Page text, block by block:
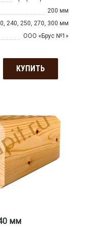
200 мм
240, 250, 270, 300 мм
ООО «Брус №1»
КУПИТЬ
мм